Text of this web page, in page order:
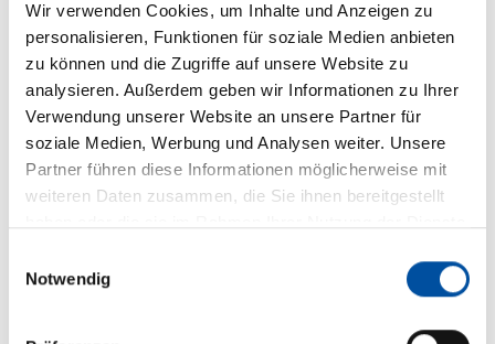
Wir verwenden Cookies, um Inhalte und Anzeigen zu
personalisieren, Funktionen für soziale Medien anbieten
zu können und die Zugriffe auf unsere Website zu
analysieren. Außerdem geben wir Informationen zu Ihrer
Verwendung unserer Website an unsere Partner für
soziale Medien, Werbung und Analysen weiter. Unsere
Partner führen diese Informationen möglicherweise mit
weiteren Daten zusammen, die Sie ihnen bereitgestellt
Notwendig
sich allenfalls vergangenheitsbezogene Entwicklungen
nachweisen. Allerdings erkennen Investorinnen und
Investoren beim Blick auf die Fondsperformance, wie gut
das Fondsmanagement in der Vergangenheit agiert hat
– vor allem in turbulenten Zeiten. Hierfür lassen sich
Benchmarks oder vergleichbare Fonds heranziehen, die
hierdurch Auskunft über die Perfomance in Krisenzeiten
als Vergleichsgröße bieten.
Fondsprospekten unterschiedliche Performance-
Szenarien – von sehr pessimistisch bis optimistisch.
Dies kann institutionellen Anlegern helfen, die mögliche